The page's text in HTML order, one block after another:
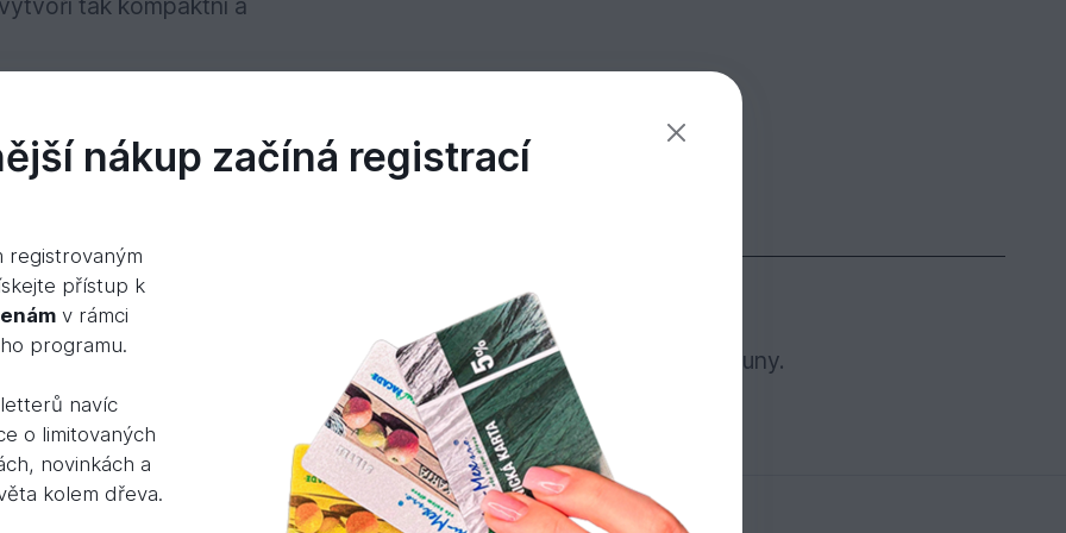
tak kompaktní a
A s jednou pohledovou stranou.
saun a vytvoří tak kompaktní a ucelený vzhled vnitřního prostoru sauny.
nákup začíná registrací
registrovaným
přístup k
v rámci
programu.
navíc
o limitovaných
novinkách a
kolem dřeva.